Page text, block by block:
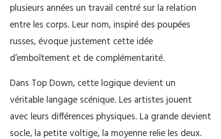
plusieurs années un travail centré sur la relation
entre les corps. Leur nom, inspiré des poupées
russes, évoque justement cette idée
d’emboîtement et de complémentarité.
Dans Top Down, cette logique devient un
véritable langage scénique. Les artistes jouent
avec leurs différences physiques. La grande devient
socle, la petite voltige, la moyenne relie les deux.